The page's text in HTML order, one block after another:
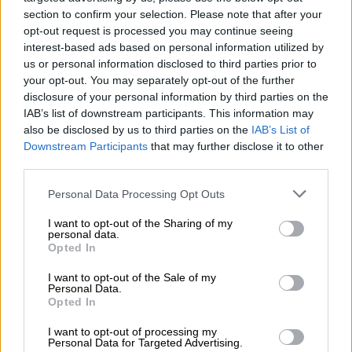
section to confirm your selection. Please note that after your
opt-out request is processed you may continue seeing
interest-based ads based on personal information utilized by
us or personal information disclosed to third parties prior to
your opt-out. You may separately opt-out of the further
disclosure of your personal information by third parties on the
IAB’s list of downstream participants. This information may
also be disclosed by us to third parties on the IAB’s List of
Downstream Participants that may further disclose it to other
Please note that this website/app uses one or more Google
not limited to your visit or usage behaviour. You may click to
grant or deny consent to Google and its third-party tags to
use your data for below specified purposes in below Google
consent section.
Personal Data Processing Opt Outs
I want to opt-out of the Sharing of my
personal data.
Opted In
I want to opt-out of the Sale of my
Personal Data.
Opted In
I want to opt-out of processing my
Personal Data for Targeted Advertising.
Οι διατροφικές διαταραχές και η
κατάθλιψη
Η Mel παραδέχεται ότι πάλευε με
διατροφική διαταραχή - η οποία αργότερα